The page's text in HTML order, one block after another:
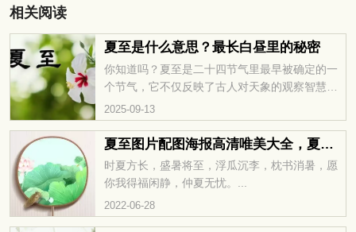
相关阅读
夏至是什么意思？最长白昼里的秘密
你知道吗？夏至是二十四节气里最早被确定的一
个节气，它不仅反映了古人对天象的观察智慧，
也承载着丰富的农耕文化意义。那么，夏至是什
么意思呢？如果你想了解，不妨看看下面的介
绍，既能拓展知识面，也能对这个节气有个大致
2025-09-13
夏至图片配图海报高清唯美大全，夏至快乐文案祝福问候语简短
时夏方长，盛暑将至，浮瓜沉李，枕书消暑，愿
你我得福闲静，仲夏无忧。...
2022-06-28